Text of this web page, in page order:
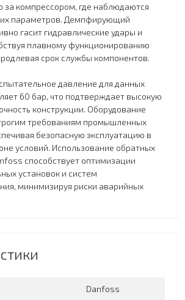
за компрессором, где наблюдаются
параметров. Демпфирующий
гасит гидравлические удары и
плавному функционированию
срок службы компонентов.
давление для данных
60 бар, что подтверждает высокую
конструкции. Оборудование
требованиям промышленных
безопасную эксплуатацию в
условий. Использование обратных
способствует оптимизации
установок и систем
минимизируя риски аварийных
Danfoss